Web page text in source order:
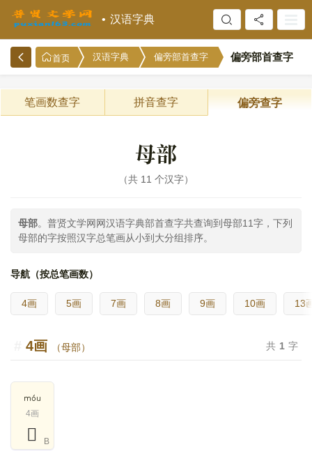
汉语字典
首页 汉语字典 偏旁部首查字 偏旁部首查字
笔画数查字 拼音查字 偏旁查字
母部
共 11 个汉字
母部。普贤文学网网汉语字典部首查字共查询到母部11字，下列
母部的字按照汉字总笔画从小到大分组排序。
导航（按总笔画数）
4画 5画 7画 8画 9画 10画 13
4画 （母部） 共 1 字
móu
4画
𣫬 B